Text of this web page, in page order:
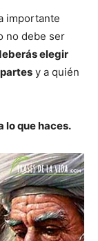
importante
no debe ser
elegir
y a quién
lo que haces.